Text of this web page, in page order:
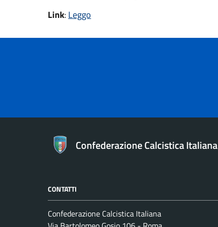
Link: Leggo
Confederazione Calcistica Italiana
CONTATTI
Confederazione Calcistica Italiana